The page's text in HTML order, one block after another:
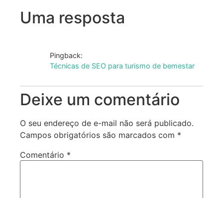
Uma resposta
Pingback:
Técnicas de SEO para turismo de bemestar
Deixe um comentário
O seu endereço de e-mail não será publicado.
Campos obrigatórios são marcados com *
Comentário *